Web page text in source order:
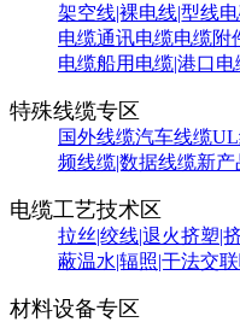
架空线|裸电线|型线
电缆通讯电缆电缆附
电缆船用电缆|港口电
特殊线缆专区
国外线缆汽车线缆
频线缆|数据线缆新产
电缆工艺技术区
拉丝|绞线|退火挤塑|
蔽温水|辐照|干法交联
材料设备专区